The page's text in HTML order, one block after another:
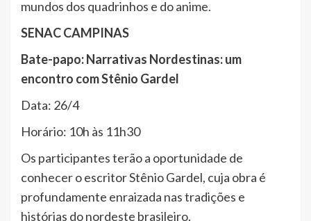
mundos dos quadrinhos e do anime.
SENAC CAMPINAS
Bate-papo: Narrativas Nordestinas: um
encontro com Stênio Gardel
Data: 26/4
Horário: 10h às 11h30
Os participantes terão a oportunidade de
conhecer o escritor Stênio Gardel, cuja obra é
profundamente enraizada nas tradições e
histórias do nordeste brasileiro.